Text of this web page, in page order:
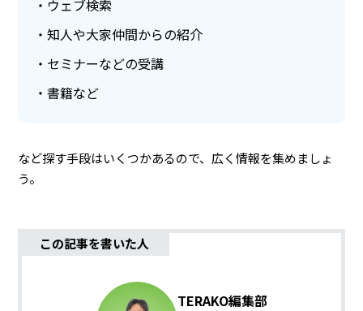
ウェブ検索
知人や大家仲間からの紹介
セミナーなどの受講
書籍など
など探す手段はいくつかあるので、広く情報を集めましょ
う。
この記事を書いた人
TERAKO編集部